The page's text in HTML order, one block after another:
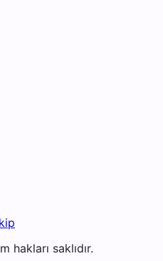
hakları saklıdır.